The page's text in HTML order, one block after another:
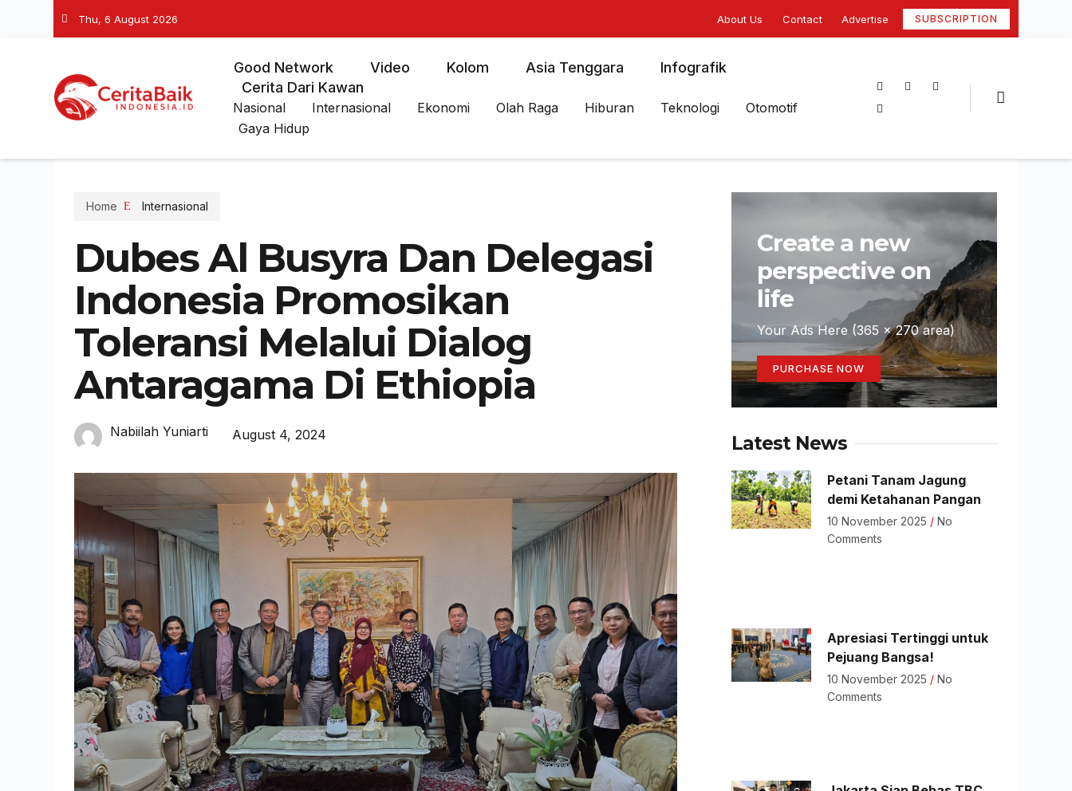
Thu, 6 August 2026 About Us Contact Advertise SUBSCRIPTION
Good Network Video Kolom Asia Tenggara
Infografik
Cerita Dari Kawan
Nasional Internasional Ekonomi Olah Raga Hiburan Teknologi
Otomotif
Gaya Hidup
Home Internasional
Dubes Al Busyra Dan Delegasi
Indonesia Promosikan
Toleransi Melalui Dialog
Antaragama Di Ethiopia
Nabiilah Yuniarti August 4, 2024
Create a new
perspective on
life
Your Ads Here (365 x 270 area)
PURCHASE NOW
Latest News
Petani Tanam Jagung
demi Ketahanan Pangan
10 November 2025
No
Comments
Apresiasi Tertinggi untuk
Pejuang Bangsa!
10 November 2025
No
Comments